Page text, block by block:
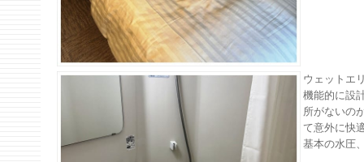
ウェットエ
機能的に設
所がないの
て意外に快
基本の水圧